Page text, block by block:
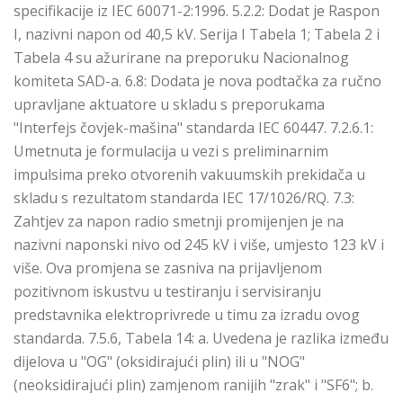
specifikacije iz IEC 60071-2:1996. 5.2.2: Dodat je Raspon
I, nazivni napon od 40,5 kV. Serija I Tabela 1; Tabela 2 i
Tabela 4 su ažurirane na preporuku Nacionalnog
komiteta SAD-a. 6.8: Dodata je nova podtačka za ručno
upravljane aktuatore u skladu s preporukama
"Interfejs čovjek-mašina" standarda IEC 60447. 7.2.6.1:
Umetnuta je formulacija u vezi s preliminarnim
impulsima preko otvorenih vakuumskih prekidača u
skladu s rezultatom standarda IEC 17/1026/RQ. 7.3:
Zahtjev za napon radio smetnji promijenjen je na
nazivni naponski nivo od 245 kV i više, umjesto 123 kV i
više. Ova promjena se zasniva na prijavljenom
pozitivnom iskustvu u testiranju i servisiranju
predstavnika elektroprivrede u timu za izradu ovog
standarda. 7.5.6, Tabela 14: a. Uvedena je razlika između
dijelova u "OG" (oksidirajući plin) ili u "NOG"
(neoksidirajući plin) zamjenom ranijih "zrak" i "SF6"; b.